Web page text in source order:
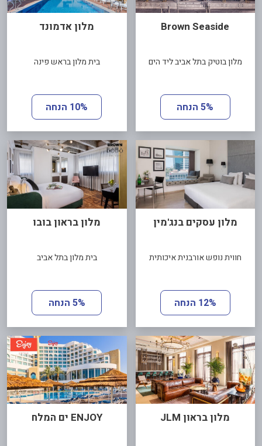
Brown Seaside
מלון בוטיק בתל אביב ליד הים
5% הנחה
מלון אדמונד
בית מלון בראש פינה
10% הנחה
מלון עסקים בנג'מין
חווית נופש אורבנית איכותית
12% הנחה
מלון בראון בובו
בית מלון בתל אביב
5% הנחה
מלון בראון JLM ENJOY ים המלח